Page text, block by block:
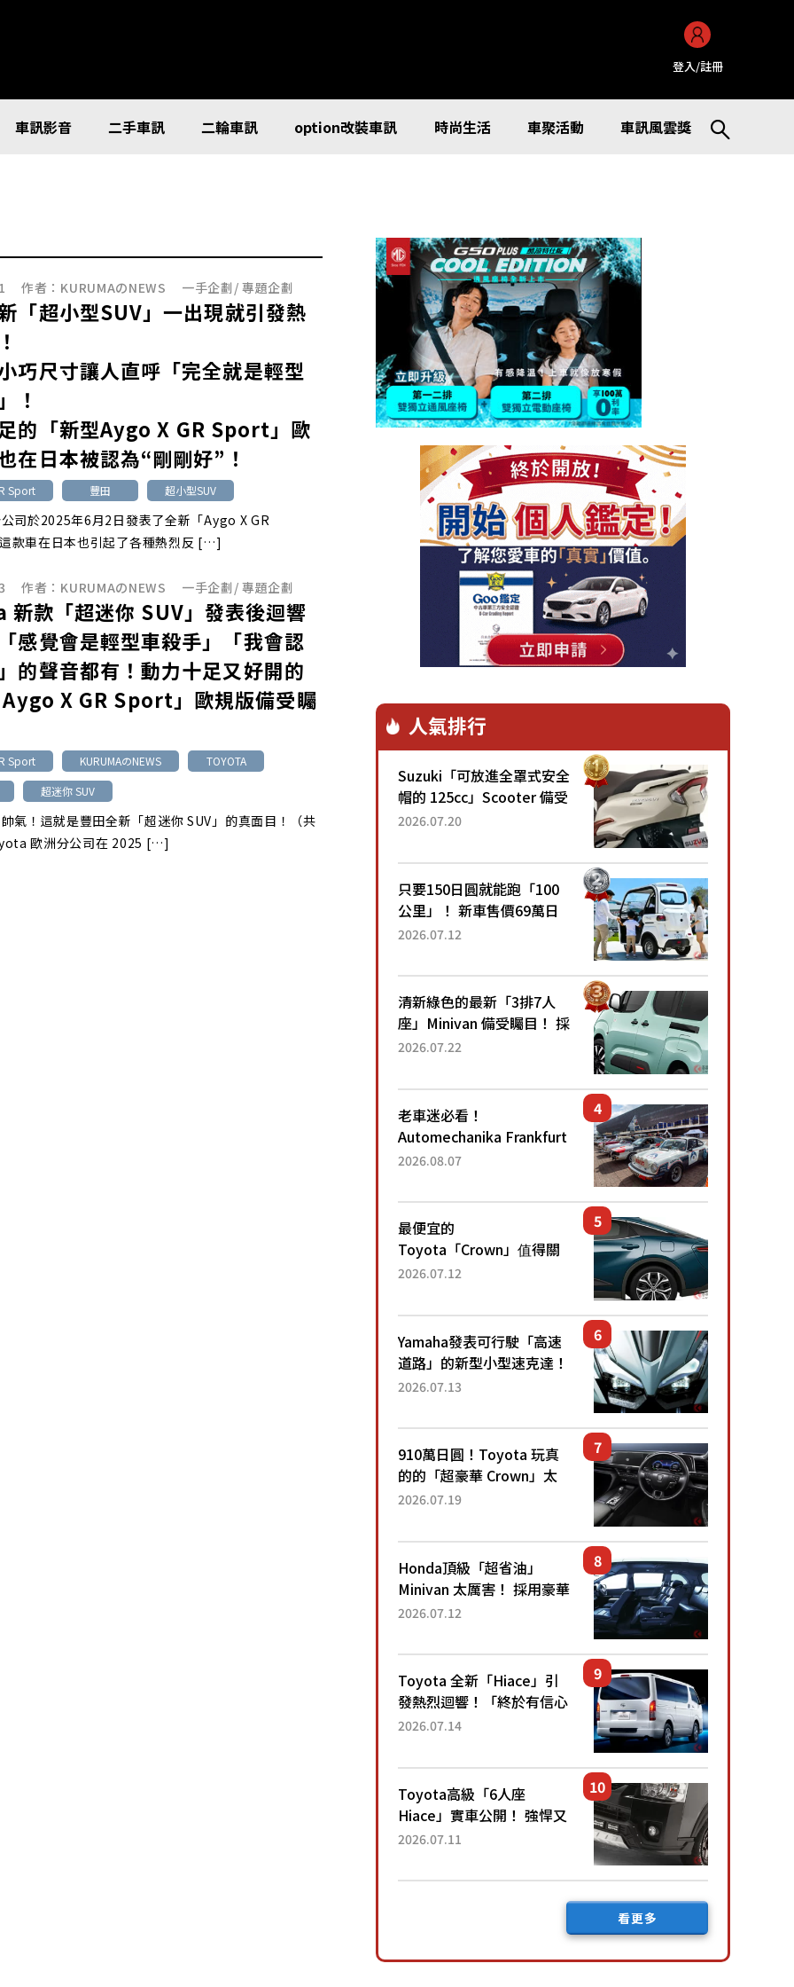
登入/註冊
車訊影音 二手車訊 二輪車訊 option改裝車訊 時尚生活 車聚活動 車訊風雲獎
作者： KURUMAのNEWS 一手企劃 /專題企劃
「超小型SUV」一出現就引發熱
巧尺寸讓人直呼「完全就是輕型
！
的「新型Aygo X GR Sport」歐
在日本被認為“剛剛好”！
Sport 豐田 超小型SUV
司於2025年6月2日發表了全新「Aygo X GR
款車在日本也引起了各種熱烈反 […]
作者： KURUMAのNEWS 一手企劃 /專題企劃
新款「超迷你 SUV」發表後迴響
感覺會是輕型車殺手」「我會認
的聲音都有！動力十足又好開的
Aygo X GR Sport」歐規版備受矚
Sport KURUMAのNEWS
TOYOTA
超迷你 SUV
帥氣！這就是豐田全新「超迷你 SUV」的真面目！（共
歐洲分公司在 2025 […]
人氣排行
Suzuki「可放進全罩式安全
帽的 125cc」Scooter 備受
矚目！採用全新流線設計與
已陸續開始出口的新款
「B...
2026.07.20
只要150日圓就能跑「100
公里」！ 新車售價69萬日
圓的「3人座」Trike大受歡
為何能迅速熱賣？
2026.07.12
清新綠色的最新「3排7人
座」Minivan 備受矚目！ 採
用全長4.7公尺剛剛好的車
還推出467萬元日圓起的5
人座版...
2026.07.22
老車迷必看！
Automechanika Frankfurt
2026擴大經典車專區 1954
2026.08.07
最便宜的
Toyota「Crown」值得關
注！ 搭載4WD、每公升
眼！ 配備豐富、超越售價
水準，堪稱高CP值代表的
「...
2026.07.12
Yamaha發表可行駛「高速
道路」的新型小型速克達！
搭載能享受超強勁「渦輪
高階「Super Sport」車款
相同的...
2026.07.13
910萬日圓！Toyota 玩真
的的「超豪華 Crown」太
厲害了！採用由「匠人技
運動化「底盤設定」！還配
備專屬豪華...
2026.07.19
Honda頂級「超省油」
Minivan 太厲害！ 採用豪華
「真皮座椅」與專屬「黑色
公里，兼具優異節能表現與
舒適「三...
2026.07.12
Toyota 全新「Hiace」引
發熱烈迴響！「終於有信心
下訂了！」「哪個等級交車
後竟然還要等「超過半年」
才能交車？...
2026.07.14
Toyota高級「6人座
Hiace」實車公開！ 強悍又
充滿魄力的「全黑設計」搭
Premium打造的「限定
2026.07.11
看更多